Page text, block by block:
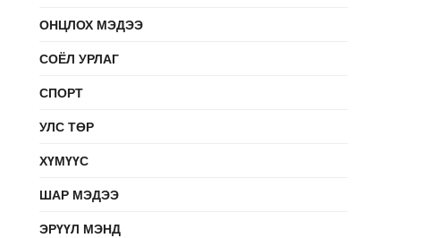
ОНЦЛОХ МЭДЭЭ
СОЁЛ УРЛАГ
СПОРТ
УЛС ТӨР
ХҮМҮҮС
ШАР МЭДЭЭ
ЭРҮҮЛ МЭНД